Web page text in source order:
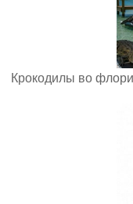
Крокодилы во